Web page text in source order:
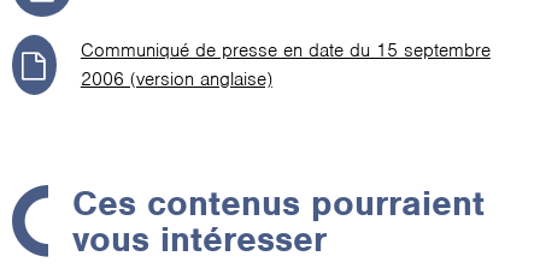
Communiqué de presse en date du 15 septembre
2006 (version anglaise)
Ces contenus pourraient
vous intéresser